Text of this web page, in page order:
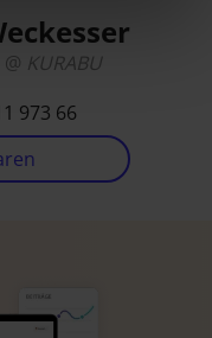
KURABU
973 66